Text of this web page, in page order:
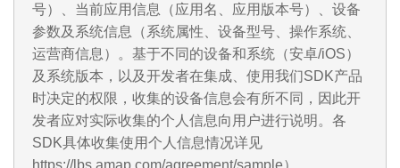
号）、当前应用信息（应用名、应用版本号）、设备
参数及系统信息（系统属性、设备型号、操作系统、
运营商信息）。基于不同的设备和系统（安卓/iOS）
及系统版本，以及开发者在集成、使用我们SDK产品
时决定的权限，收集的设备信息会有所不同，因此开
发者应对实际收集的个人信息向用户进行说明。各
SDK具体收集使用个人信息情况详见
https://lbs.amap.com/agreement/sample）